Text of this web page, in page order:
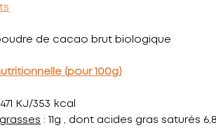
poudre de cacao brut biologique
(pour 100g)
KJ/353 kcal
: 11g , dont acides gras saturés